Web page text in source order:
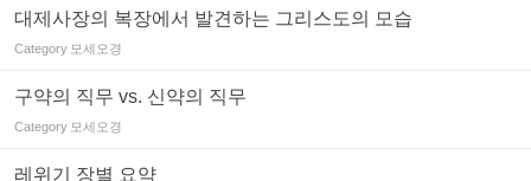
대제사장의 복장에서 발견하는 그리스도의 모습
Category 모세오경
구약의 직무 vs. 신약의 직무
Category 모세오경
레위기 장별 요약